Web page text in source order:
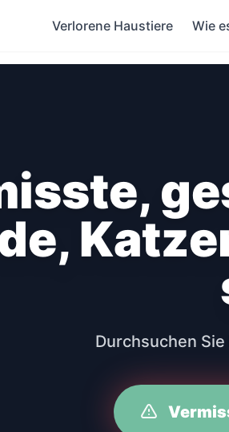
Verlorene Haustiere Wie
Durchsuchen